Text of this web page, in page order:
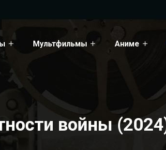
Мультфильмы Аниме
войны